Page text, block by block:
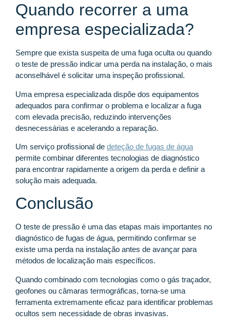
Quando recorrer a uma
empresa especializada?
Sempre que exista suspeita de uma fuga oculta ou quando
o teste de pressão indicar uma perda na instalação, o mais
aconselhável é solicitar uma inspeção profissional.
Uma empresa especializada dispõe dos equipamentos
adequados para confirmar o problema e localizar a fuga
com elevada precisão, reduzindo intervenções
desnecessárias e acelerando a reparação.
Um serviço profissional de deteção de fugas de água
permite combinar diferentes tecnologias de diagnóstico
para encontrar rapidamente a origem da perda e definir a
solução mais adequada.
Conclusão
O teste de pressão é uma das etapas mais importantes no
diagnóstico de fugas de água, permitindo confirmar se
existe uma perda na instalação antes de avançar para
métodos de localização mais específicos.
Quando combinado com tecnologias como o gás traçador,
geofones ou câmaras termográficas, torna-se uma
ferramenta extremamente eficaz para identificar problemas
ocultos sem necessidade de obras invasivas.